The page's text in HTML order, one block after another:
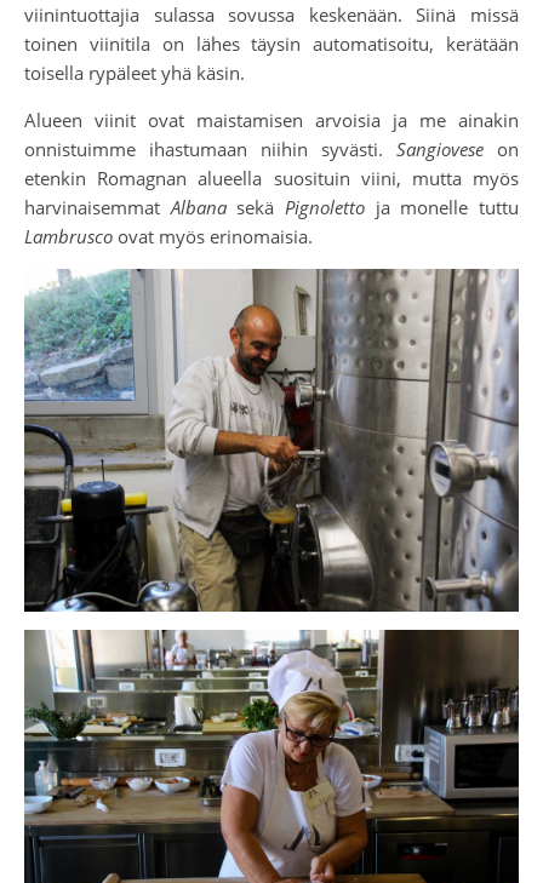
viinintuottajia sulassa sovussa keskenään. Siinä missä
toinen viinitila on lähes täysin automatisoitu, kerätään
toisella rypäleet yhä käsin.
Alueen viinit ovat maistamisen arvoisia ja me ainakin
onnistuimme ihastumaan niihin syvästi. Sangiovese on
etenkin Romagnan alueella suosituin viini, mutta myös
harvinaisemmatAlbanasekäPignoletto ja monelle tuttu
Lambrusco ovat myös erinomaisia.